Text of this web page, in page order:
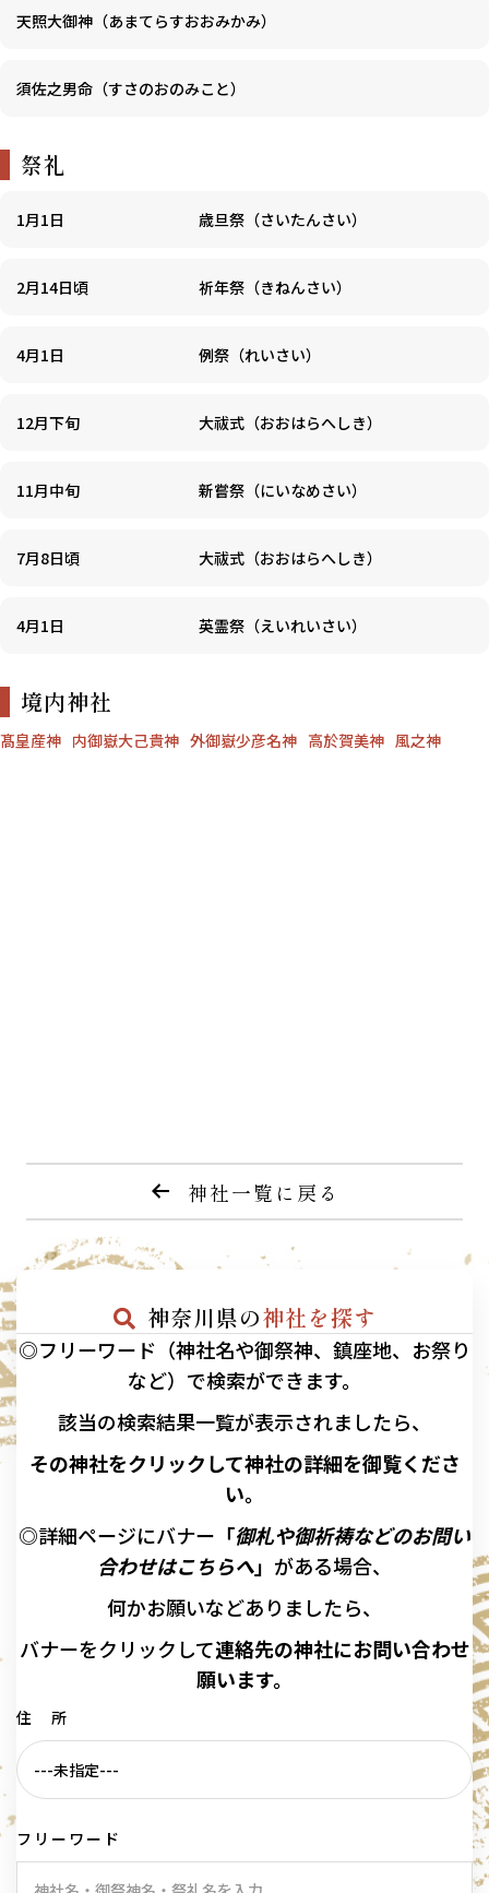
天照大御神（あまてらすおおみかみ）
須佐之男命（すさのおのみこと）
祭礼
1月1日 歳旦祭（さいたんさい）
2月14日頃 祈年祭（きねんさい）
4月1日 例祭（れいさい）
12月下旬 大祓式（おおはらへしき）
11月中旬 新嘗祭（にいなめさい）
7月8日頃 大祓式（おおはらへしき）
4月1日 英霊祭（えいれいさい）
境内神社
髙皇産神 内御嶽大己貴神 外御嶽少彦名神 高於賀美神 風之神
神社一覧に戻る
神奈川県の神社を探す
◎フリーワード（神社名や御祭神、鎮座地、お祭り
など）で検索ができます。
該当の検索結果一覧が表示されましたら、
その神社をクリックして神社の詳細を御覧くださ
い。
◎詳細ページにバナー 「御札や御祈祷などのお問い
合わせはこちらへ」 がある場合、
何かお願いなどありましたら、
バナーをクリックして連絡先の神社にお問い合わせ
願います。
住 所
フリーワード